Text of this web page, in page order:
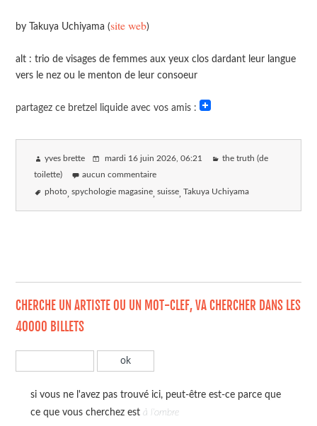
by Takuya Uchiyama (site web)
alt : trio de visages de femmes aux yeux clos dardant leur langue
vers le nez ou le menton de leur consoeur
partagez ce bretzel liquide avec vos amis :
yves brette mardi 16 juin 2026 , 06:21 the truth (de
toilette) aucun commentaire
photo spychologie magasine suisse Takuya Uchiyama
CHERCHE UN ARTISTE OU UN MOT-CLEF, VA CHERCHER DANS LES
40000 BILLETS
si vous ne l'avez pas trouvé ici, peut-être est-ce parce que
ce que vous cherchez est à l'ombre